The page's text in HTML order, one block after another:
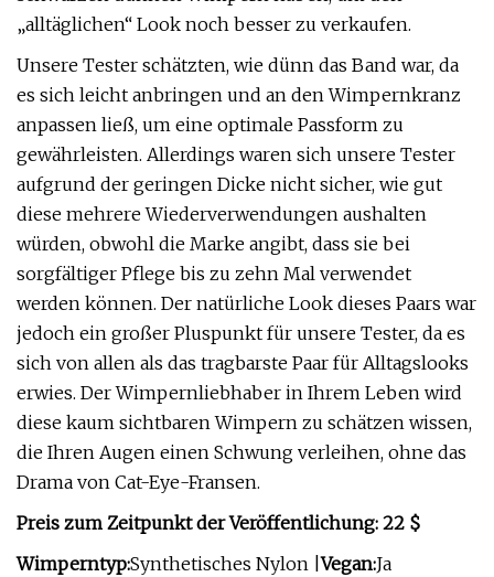
„alltäglichen“ Look noch besser zu verkaufen.
Unsere Tester schätzten, wie dünn das Band war, da
es sich leicht anbringen und an den Wimpernkranz
anpassen ließ, um eine optimale Passform zu
gewährleisten. Allerdings waren sich unsere Tester
aufgrund der geringen Dicke nicht sicher, wie gut
diese mehrere Wiederverwendungen aushalten
würden, obwohl die Marke angibt, dass sie bei
sorgfältiger Pflege bis zu zehn Mal verwendet
werden können. Der natürliche Look dieses Paars war
jedoch ein großer Pluspunkt für unsere Tester, da es
sich von allen als das tragbarste Paar für Alltagslooks
erwies. Der Wimpernliebhaber in Ihrem Leben wird
diese kaum sichtbaren Wimpern zu schätzen wissen,
die Ihren Augen einen Schwung verleihen, ohne das
Drama von Cat-Eye-Fransen.
Preis zum Zeitpunkt der Veröffentlichung: 22 $
Wimperntyp:Synthetisches Nylon |Vegan:Ja